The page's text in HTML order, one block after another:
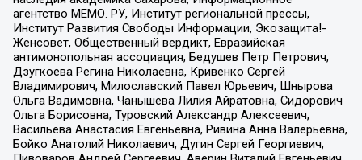
агентство МЕМО. РУ, Институт региональной прессы,
Институт Развития Свободы Информации, Экозащита!-
Женсовет, Общественный вердикт, Евразийская
антимонопольная ассоциация, Бедушев Петр Петрович,
Дзугкоева Регина Николаевна, Кривенко Сергей
Владимирович, Милославский Павел Юрьевич, Шнырова
Ольга Вадимовна, Чанышева Лилия Айратовна, Сидорович
Ольга Борисовна, Туровский Александр Алексеевич,
Васильева Анастасия Евгеньевна, Ривина Анна Валерьевна,
Бойко Анатолий Николаевич, Дугин Сергей Георгиевич,